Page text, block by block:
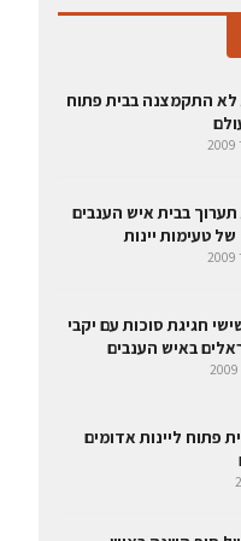
לא התקמצנה בבית פתוח
בבית איש הענבים
טעימות יינות
חגיגת סוכות עם יקבי
באיש הענבים
בית פתוח ליינות אדומים